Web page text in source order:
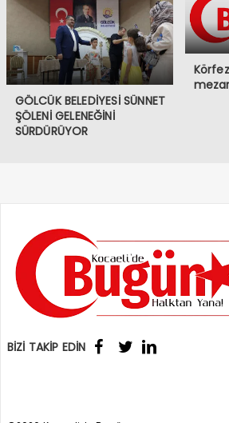
GÖLCÜK BELEDİYESİ SÜNNET
ŞÖLENİ GELENEĞİNİ
SÜRDÜRÜYOR
BİZİ TAKİP EDİN